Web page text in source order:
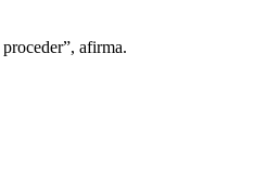
afirma.